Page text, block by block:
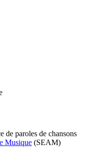
de paroles de chansons
Musique (SEAM)